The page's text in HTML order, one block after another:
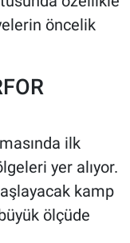
öncelik
ilk
yer alıyor.
kamp
ölçüde